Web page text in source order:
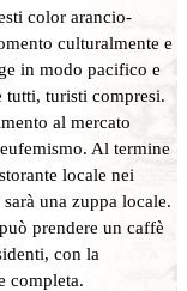
color arancio-
culturalmente e
in modo pacifico e
tutti, turisti compresi.
al mercato
Al termine
locale nei
una zuppa locale.
prendere un caffè
con la
completa.